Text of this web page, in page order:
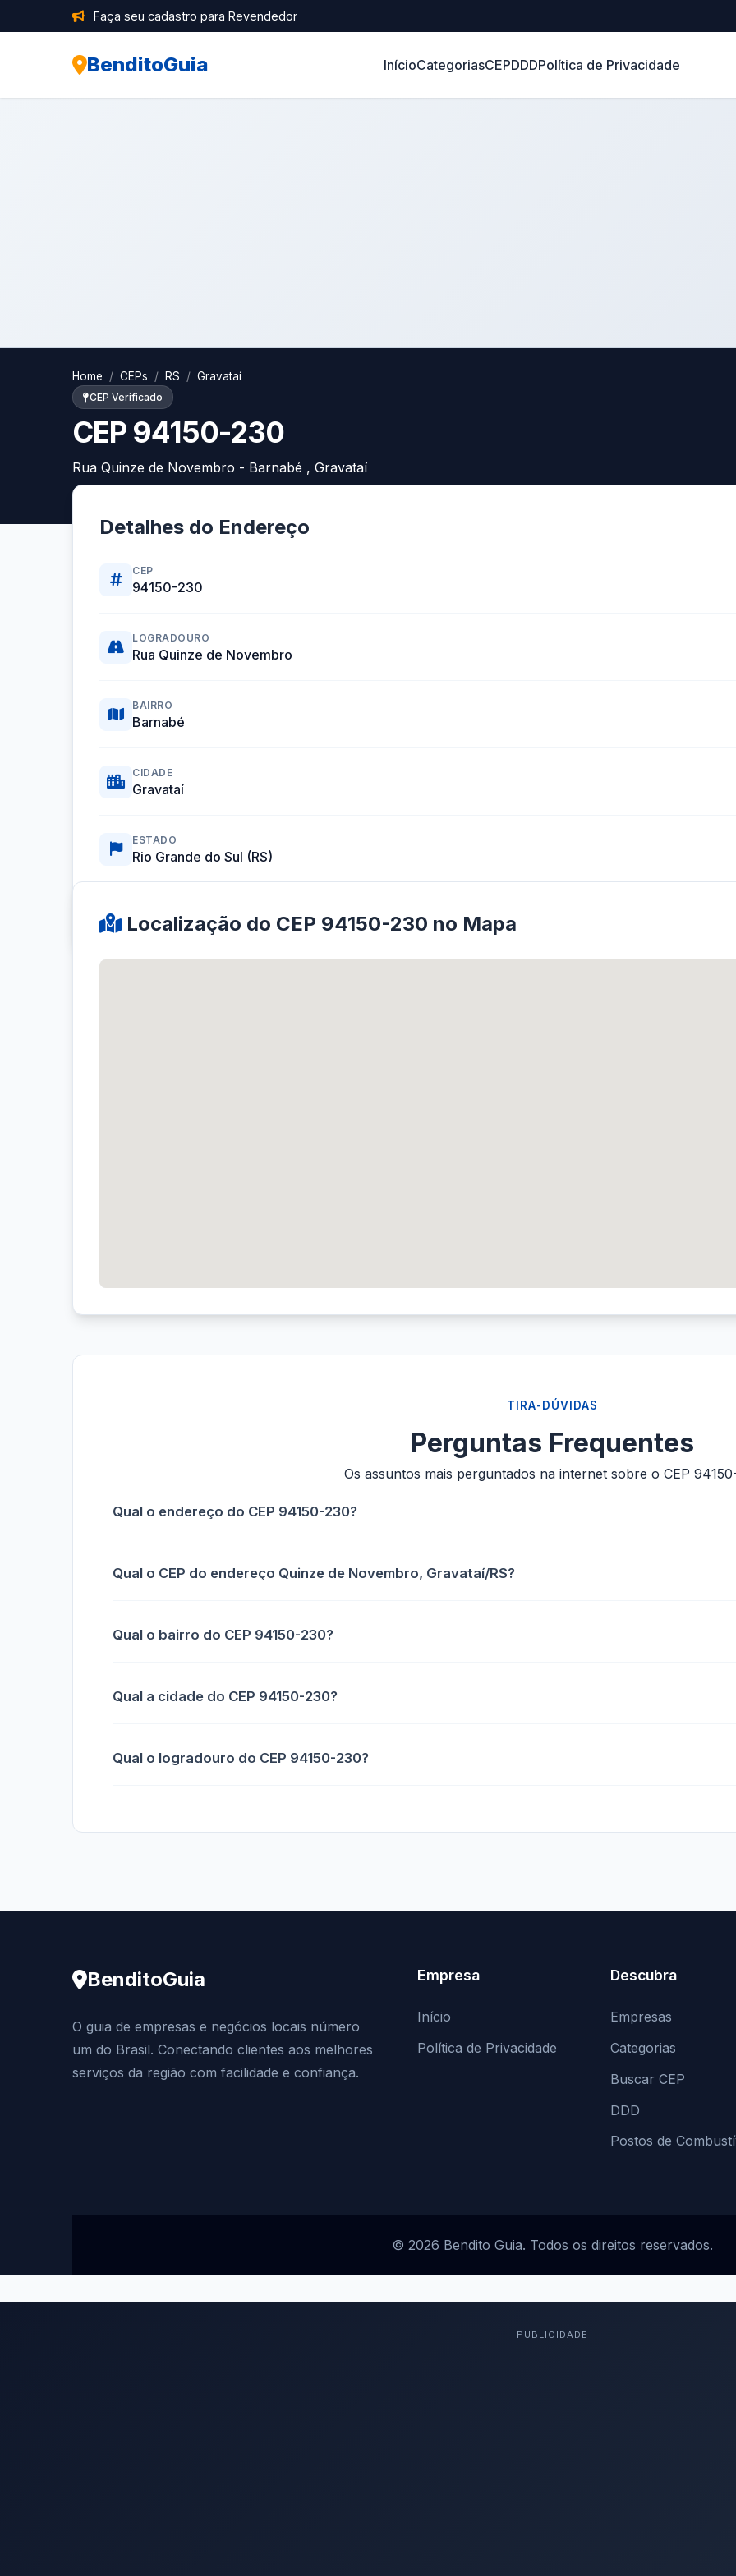
Faça seu cadastro para Revendedor
BenditoGuia InícioCategoriasCEPDDDPolítica de Privacidade
Home CEPs RS Gravataí
CEP Verificado
CEP 94150-230
Rua Quinze de Novembro - Barnabé , Gravataí
Detalhes do Endereço
CEP
94150-230
LOGRADOURO
Rua Quinze de Novembro
BAIRRO
Barnabé
CIDADE
Gravataí
ESTADO
Rio Grande do Sul (RS)
Localização do CEP 94150-230 no Mapa
TIRA-DÚVIDAS
Perguntas Frequentes
Os assuntos mais perguntados na internet sobre o CEP
Qual o endereço do CEP 94150-230?
Qual o CEP do endereço Quinze de Novembro, Gravataí/RS?
Qual o bairro do CEP 94150-230?
Qual a cidade do CEP 94150-230?
Qual o logradouro do CEP 94150-230?
BenditoGuia
O guia de empresas e negócios locais número
um do Brasil. Conectando clientes aos melhores
serviços da região com facilidade e confiança.
Empresa
Início
Política de Privacidade
Descubra
Empresas
Categorias
Buscar CEP
DDD
Postos de
© 2026 Bendito Guia. Todos os direitos reservados.